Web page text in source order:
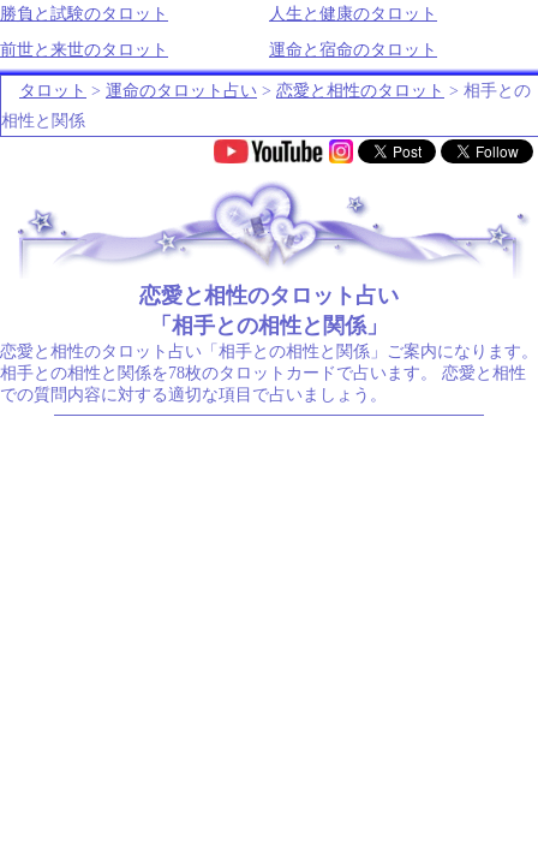
勝負と試験のタロット
人生と健康のタロット
前世と来世のタロット
運命と宿命のタロット
タロット > 運命のタロット占い > 恋愛と相性のタロット > 相手との
相性と関係
.
恋愛と相性のタロット占い
「相手との相性と関係」
恋愛と相性のタロット占い「相手との相性と関係」ご案内になります。
相手との相性と関係を78枚のタロットカードで占います。 恋愛と相性
での質問内容に対する適切な項目で占いましょう。